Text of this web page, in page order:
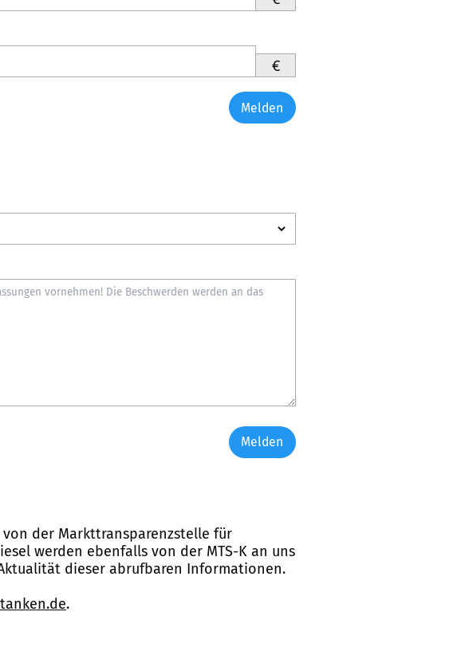
€
Melden
Melden
von der Markttransparenzstelle für
werden ebenfalls von der MTS-K an uns
dieser abrufbaren Informationen.
.